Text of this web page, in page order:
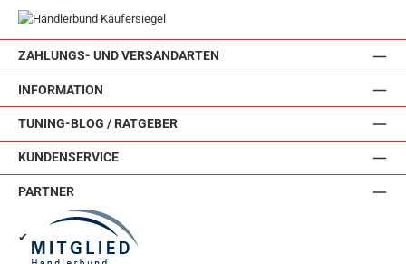
ZAHLUNGS- UND VERSANDARTEN
INFORMATION
TUNING-BLOG / RATGEBER
KUNDENSERVICE
PARTNER
✔